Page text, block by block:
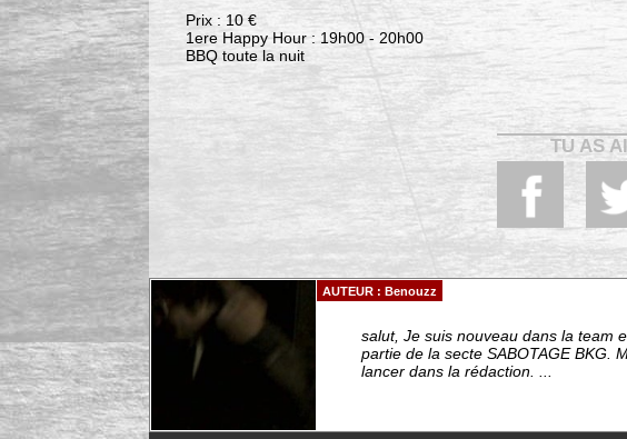
Prix : 10 €
1ere Happy Hour : 19h00 - 20h00
BBQ toute la nuit
TU AS
AUTEUR : Benouzz
salut, Je suis nouveau dans la team
partie de la secte SABOTAGE BKG.
lancer dans la rédaction. ...